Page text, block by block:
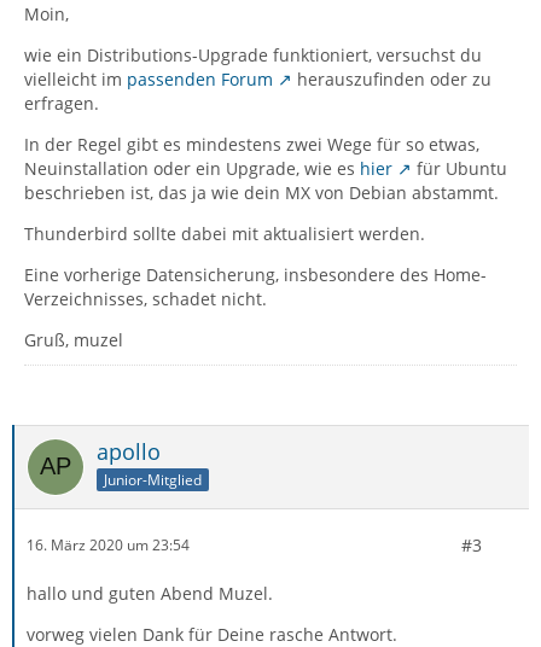
Moin,
wie ein Distributions-Upgrade funktioniert, versuchst du
vielleicht im passenden Forum
herauszufinden oder zu
erfragen.
In der Regel gibt es mindestens zwei Wege für so etwas,
Neuinstallation oder ein Upgrade, wie es hier
für Ubuntu
beschrieben ist, das ja wie dein MX von Debian abstammt.
Thunderbird sollte dabei mit aktualisiert werden.
Eine vorherige Datensicherung, insbesondere des Home-
Verzeichnisses, schadet nicht.
Gruß, muzel
apollo
Junior-Mitglied
16. März 2020 um 23:54 #3
hallo und guten Abend Muzel.
vorweg vielen Dank für Deine rasche Antwort.